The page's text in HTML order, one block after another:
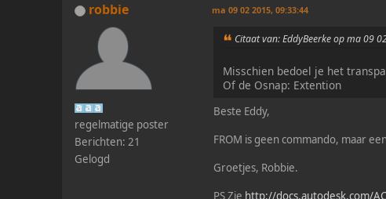
robbie
regelmatige poster
Berichten: 21
Gelogd
ma 09 02 2015, 09:33:44
Citaat van: EddyBeerke op ma 09
Misschien bedoel je het
Of de Osnap: Extention
Beste Eddy,
FROM is geen commando, maar
Groetjes, Robbie.
PS Zie http://docs.autodesk.com/